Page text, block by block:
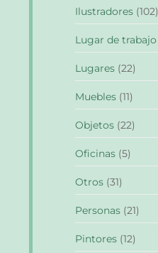
Ilustradores (102)
Lugar de trabajo
Lugares (22)
Muebles (11)
Objetos (22)
Oficinas (5)
Otros (31)
Personas (21)
Pintores (12)